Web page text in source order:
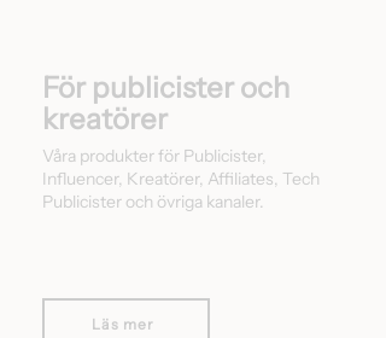
För publicister och
kreatörer
Våra produkter för Publicister,
Influencer, Kreatörer, Affiliates, Tech
Publicister och övriga kanaler.
Läs mer